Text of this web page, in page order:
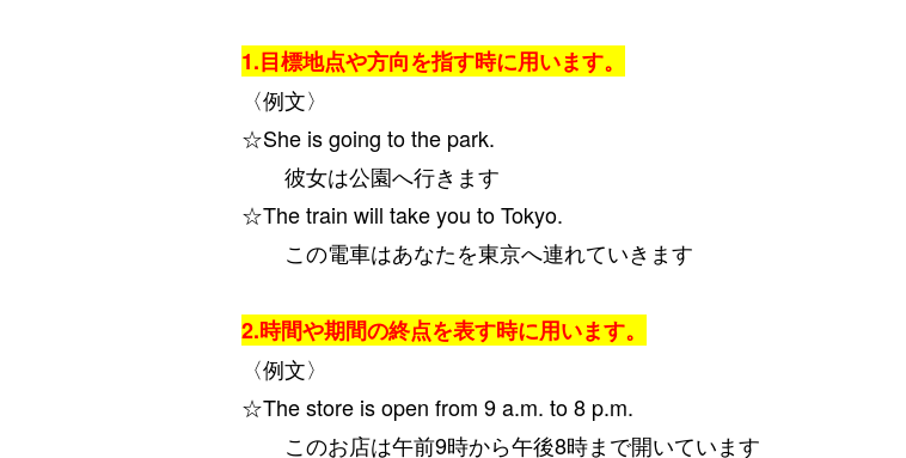
1.目標地点や方向を指す時に用います。
〈例文〉
☆She is going to the park.
彼女は公園へ行きます
☆The train will take you to Tokyo.
この電車はあなたを東京へ連れていきます
2.時間や期間の終点を表す時に用います。
〈例文〉
☆The store is open from 9 a.m. to 8 p.m.
このお店は午前9時から午後8時まで開いています